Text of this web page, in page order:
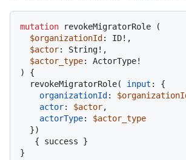
mutation revokeMigratorRole
(
$organizationId : ID! ,
$actor: String! ,
$actor_type: ActorType!
)
{
  revokeMigratorRole
( input :
{
organizationId :
actor: $actor,
actorType:
$actor_type
})
{ success }
}